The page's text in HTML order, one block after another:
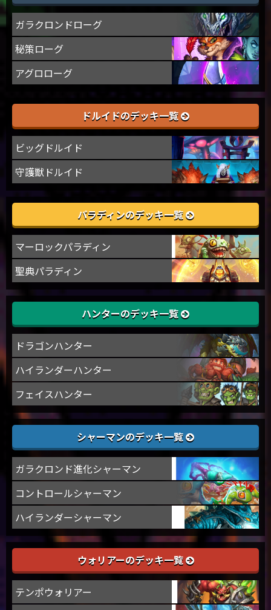
ガラクロンドローグ
秘策ローグ
アグロローグ
ドルイドのデッキ一覧
ビッグドルイド
守護獣ドルイド
パラディンのデッキ一覧
マーロックパラディン
聖典パラディン
ハンターのデッキ一覧
ドラゴンハンター
ハイランダーハンター
フェイスハンター
シャーマンのデッキ一覧
ガラクロンド進化シャーマン
コントロールシャーマン
ハイランダーシャーマン
ウォリアーのデッキ一覧
テンポウォリアー